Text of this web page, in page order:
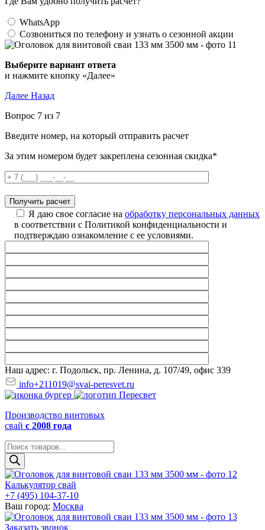
WhatsApp
Созвониться по телефону и узнать о сезонной акции
Выберите вариант ответа
и нажмите кнопку «Далее»
Далее Назад
Вопрос 7 из 7
Введите номер, на который отправить расчет
За этим номером будет закреплена сезонная скидка*
Я даю свое согласие на обработку персональных данных
в соответствии с Политикой конфиденциальности и
подтверждаю ознакомление с ее условиями.
Наш адрес: г. Подольск, пр. Ленина, д. 107/49, офис 339
info+211019@svai-peresvet.ru
Производство винтовых
свай с 2008 года
Поиск
товаров
Калькулятор свай
+7 (495) 104-37-10
Ваш город: Москва
Заказать звонок